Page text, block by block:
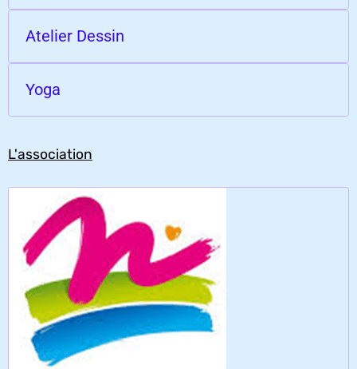
Atelier Dessin
Yoga
L'association